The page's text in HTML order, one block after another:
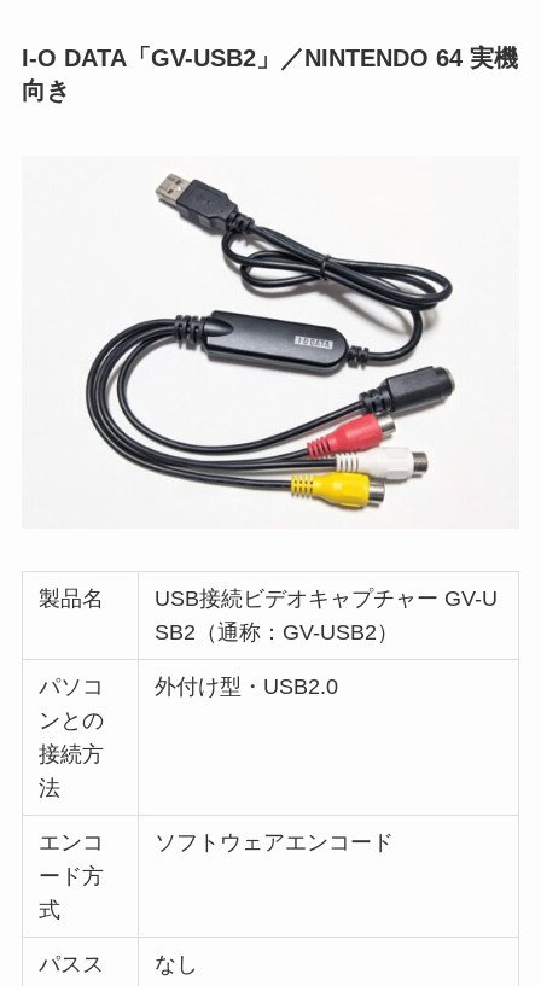
I-O DATA「GV-USB2」／NINTENDO 64 実機
向き
製品名
USB接続ビデオキャプチャー GV-U
SB2（通称：GV-USB2）
パソコ
ンとの
接続方
法
外付け型・USB2.0
エンコ
ード方
式
ソフトウェアエンコード
パスス なし